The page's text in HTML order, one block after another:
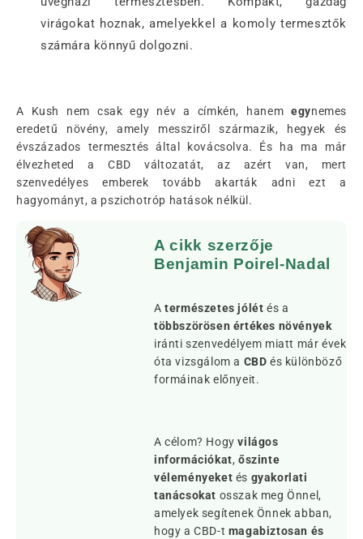
virágokat hoznak, amelyekkel a komoly termesztők
számára könnyű dolgozni.
A Kush nem csak egy név a címkén, hanemegynemes
eredetű növény, amely messziről származik, hegyek és
évszázados termesztés által kovácsolva. És ha ma már
élvezheted a CBD változatát, az azért van, mert
szenvedélyes emberek tovább akarták adni ezt a
hagyományt, a pszichotróp hatások nélkül.
A cikk szerzője
Benjamin Poirel-Nadal
Atermészetes jólét és a
többszörösen értékes növények
iránti szenvedélyem miatt már évek
óta vizsgálom a CBD és különböző
formáinak előnyeit.
A célom? Hogyvilágos
információkat,őszinte
véleményeket és gyakorlati
tanácsokat osszak meg Önnel,
amelyek segítenek Önnek abban,
hogy a CBD-t magabiztosan és